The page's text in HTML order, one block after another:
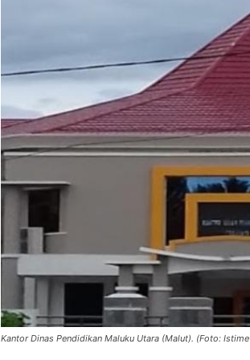
Kantor Dinas Pendidikan Maluku Utara (Malut). (Foto: